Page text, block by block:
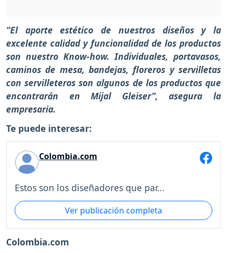
“El aporte estético de nuestros diseños y la
excelente calidad y funcionalidad de los productos
son nuestro Know-how. Individuales, portavasos,
caminos de mesa, bandejas, floreros y servilletas
con servilleteros son algunos de los productos que
encontrarán en Mijal Gleiser”, asegura la
empresaria.
Te puede interesar:
Colombia.com
Estos son los diseñadores que par...
Ver publicación completa
Colombia.com